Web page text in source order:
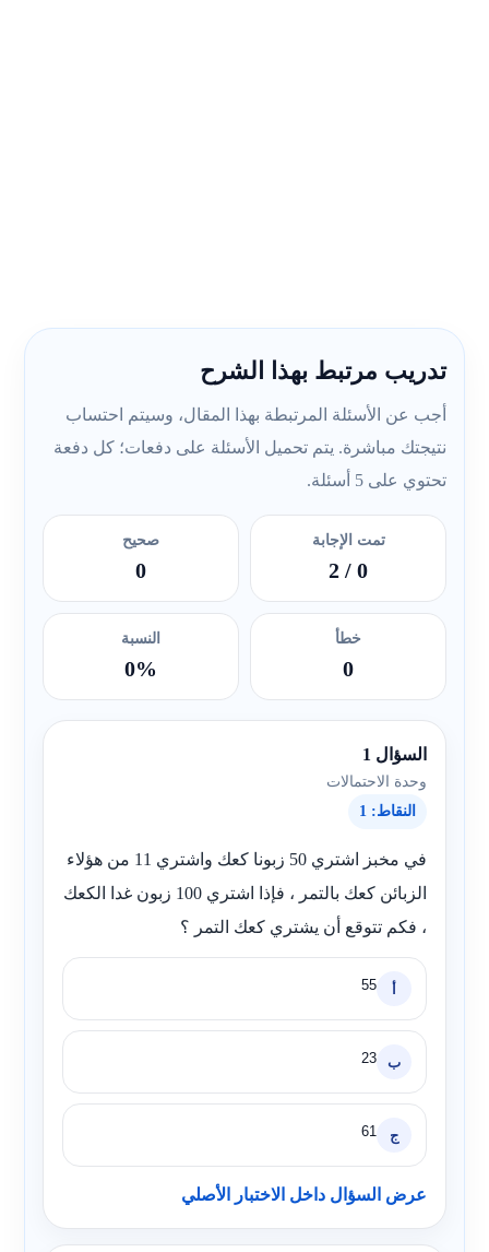
تدريب مرتبط بهذا الشرح
أجب عن الأسئلة المرتبطة بهذا المقال، وسيتم احتساب
نتيجتك مباشرة. يتم تحميل الأسئلة على دفعات؛ كل دفعة
تحتوي على 5 أسئلة.
تمت الإجابة
0
/ 2
صحيح
0
خطأ
0
النسبة
0%
السؤال 1
وحدة الاحتمالات
النقاط: 1
في مخبز اشتري 50 زبونا كعك واشتري 11 من هؤلاء
الزبائن كعك بالتمر ، فإذا اشتري 100 زبون غدا الكعك
، فكم تتوقع أن يشتري كعك التمر ؟
أ 55
ب 23
ج 61
عرض السؤال داخل الاختبار الأصلي